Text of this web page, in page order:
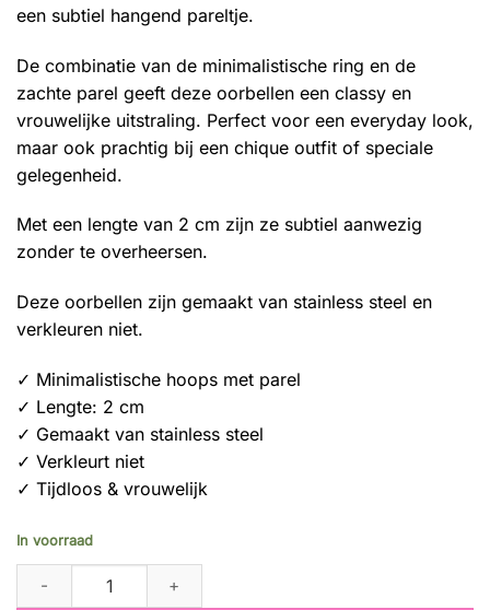
een subtiel hangend pareltje.
De combinatie van de minimalistische ring en de
zachte parel geeft deze oorbellen een classy en
vrouwelijke uitstraling. Perfect voor een everyday look,
maar ook prachtig bij een chique outfit of speciale
gelegenheid.
Met een lengte van 2 cm zijn ze subtiel aanwezig
zonder te overheersen.
Deze oorbellen zijn gemaakt van stainless steel en
verkleuren niet.
✓ Minimalistische hoops met parel
✓ Lengte: 2 cm
✓ Gemaakt van stainless steel
✓ Verkleurt niet
✓ Tijdloos & vrouwelijk
In voorraad